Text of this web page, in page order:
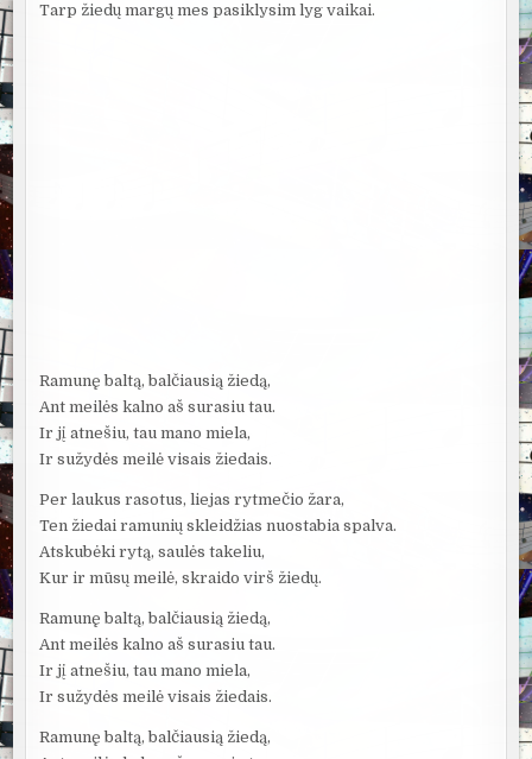
Tarp žiedų margų mes pasiklysim lyg vaikai.
Ramunę baltą, balčiausią žiedą,
Ant meilės kalno aš surasiu tau.
Ir jį atnešiu, tau mano miela,
Ir sužydės meilė visais žiedais.
Per laukus rasotus, liejas rytmečio žara,
Ten žiedai ramunių skleidžias nuostabia spalva.
Atskubėki rytą, saulės takeliu,
Kur ir mūsų meilė, skraido virš žiedų.
Ramunę baltą, balčiausią žiedą,
Ant meilės kalno aš surasiu tau.
Ir jį atnešiu, tau mano miela,
Ir sužydės meilė visais žiedais.
Ramunę baltą, balčiausią žiedą,